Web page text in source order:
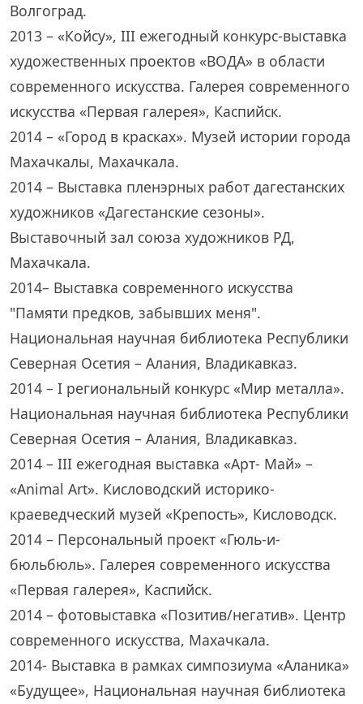
Волгоград.
2013 – «Койсу», III ежегодный конкурс-выставка
художественных проектов «ВОДА» в области
современного искусства. Галерея современного
искусства «Первая галерея», Каспийск.
2014 – «Город в красках». Музей истории города
Махачкалы, Махачкала.
2014 – Выставка пленэрных работ дагестанских
художников «Дагестанские сезоны».
Выставочный зал союза художников РД,
Махачкала.
2014– Выставка современного искусства
"Памяти предков, забывших меня".
Национальная научная библиотека Республики
Северная Осетия – Алания, Владикавказ.
2014 – I региональный конкурс «Мир металла».
Национальная научная библиотека Республики
Северная Осетия – Алания, Владикавказ.
2014 – III ежегодная выставка «Арт- Май» –
«Animal Art». Кисловодский историко-
краеведческий музей «Крепость», Кисловодск.
2014 – Персональный проект «Гюль-и-
бюльбюль». Галерея современного искусства
«Первая галерея», Каспийск.
2014 – фотовыставка «Позитив/негатив». Центр
современного искусства, Махачкала.
2014- Выставка в рамках симпозиума «Аланика»
«Будущее», Национальная научная библиотека